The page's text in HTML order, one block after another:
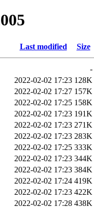
Last modified Size
-
2022-02-02 17:23 128K
2022-02-02 17:27 157K
2022-02-02 17:25 158K
2022-02-02 17:23 191K
2022-02-02 17:23 271K
2022-02-02 17:23 283K
2022-02-02 17:25 333K
2022-02-02 17:23 344K
2022-02-02 17:23 384K
2022-02-02 17:24 419K
2022-02-02 17:23 422K
2022-02-02 17:28 438K